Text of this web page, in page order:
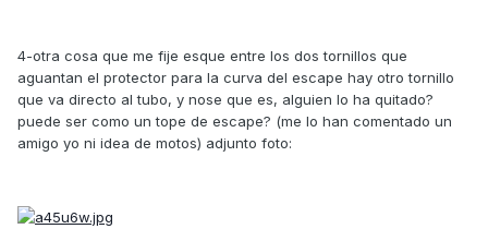
4-otra cosa que me fije esque entre los dos tornillos que
aguantan el protector para la curva del escape hay otro tornillo
que va directo al tubo, y nose que es, alguien lo ha quitado?
puede ser como un tope de escape? (me lo han comentado un
amigo yo ni idea de motos) adjunto foto: